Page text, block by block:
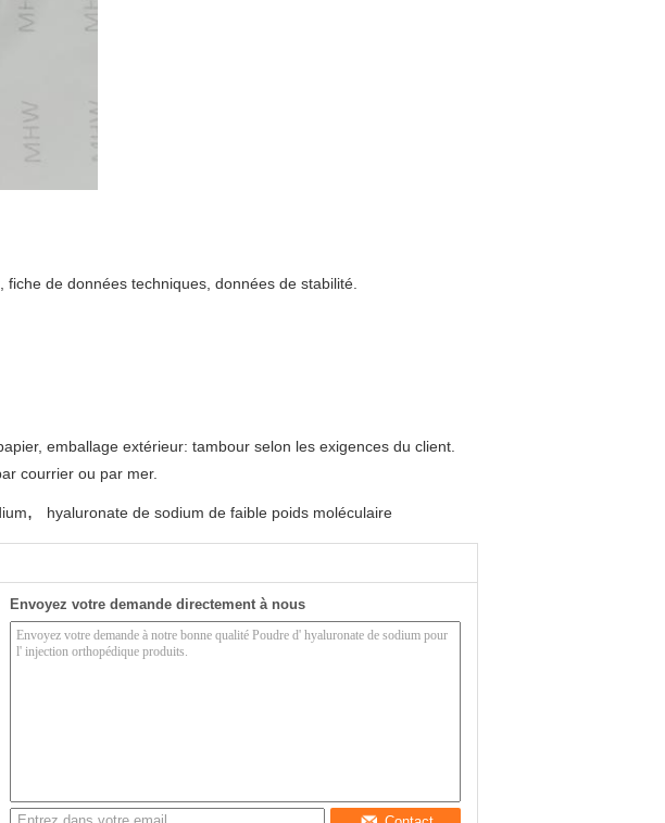
de données techniques, données de stabilité.
emballage extérieur: tambour selon les exigences du client.
courrier ou par mer.
, hyaluronate de sodium de faible poids moléculaire
Envoyez votre demande directement à nous